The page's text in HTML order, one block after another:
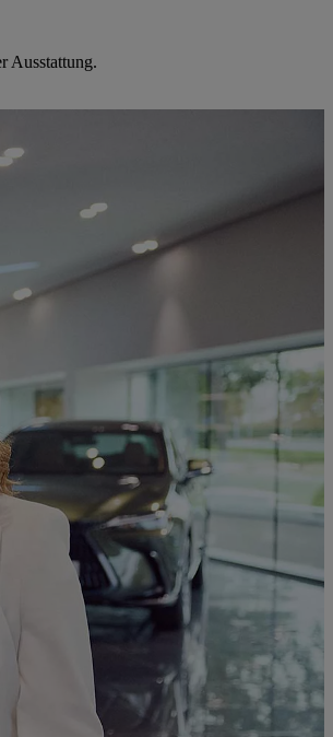
Ausstattung.